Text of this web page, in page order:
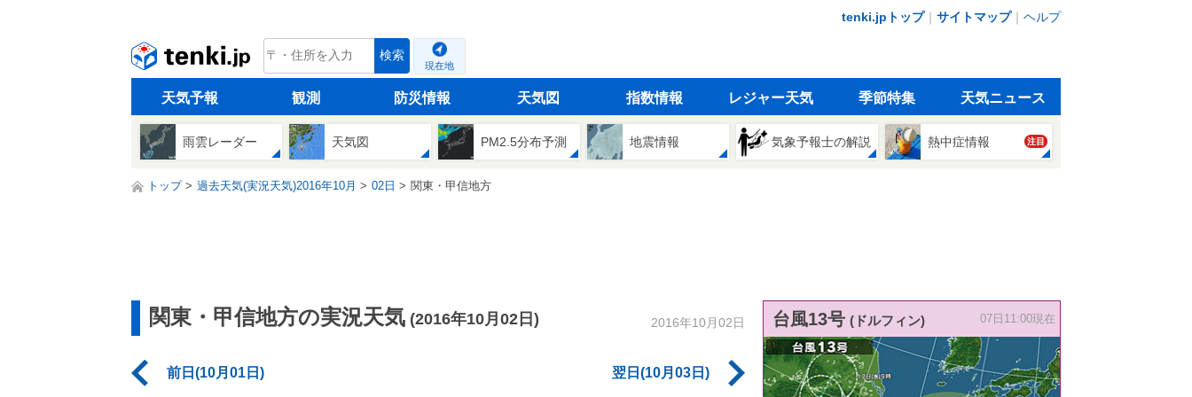
tenki.jpトップ｜ サイトマップ｜ ヘルプ
tenki.jp 検索
現在地
天気予報 観測 防災情報 天気図 指数情報 レジャー天気 季節特集 天気ニュース
雨雲レーダー 天気図 PM2.5分布予測 地震情報 気象予報士の解説 熱中症情報 注目
トップ 過去天気(実況天気)2016年10月 02日 関東・甲信地方
関東・甲信地方の実況天気 (2016年10月02日) 2016年10月02日
前日(10月01日) 翌日(10月03日)
台風13号 (ドルフィン) 07日11:00現在